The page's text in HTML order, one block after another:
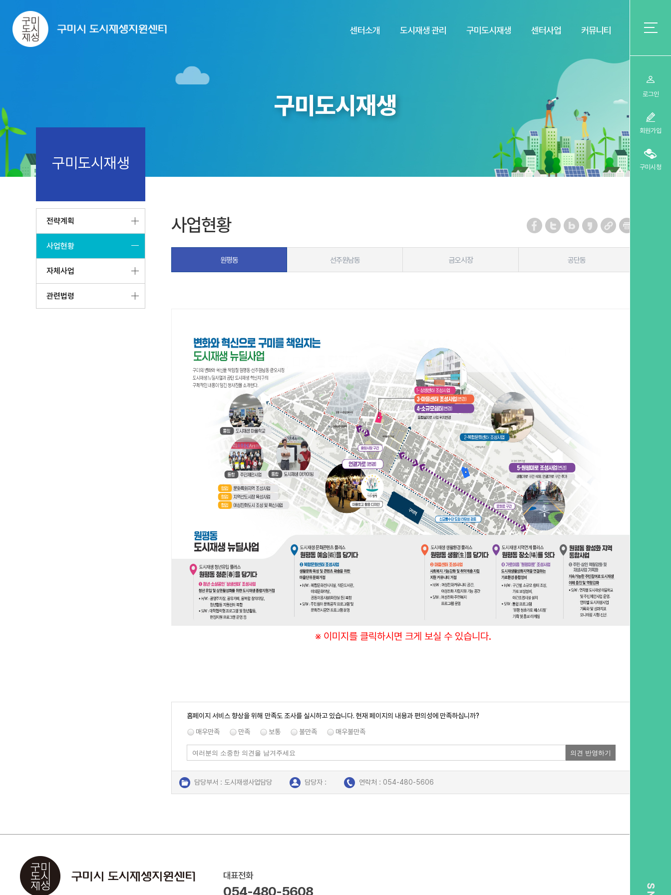
로그인
회원가입
구미시청
센터소개 도시재생 관리 구미도시재생 센터사업 커뮤니티
구미도시재생
구미도시재생
전략계획
사업현황
자체사업
관련법령
사업현황
원평동 선주원남동 금오시장 공단동
※ 이미지를 클릭하시면 크게 보실 수 있습니다.
홈페이지 서비스 향상을 위해 만족도 조사를 실시하고 있습니다. 현재 페이지의 내용과 편의성에 만족하십니까?
매우만족
만족 보통 불만족 매우불만족
의견 반영하기
담당부서 : 도시재생사업담당 담당자 : 연락처 : 054-480-5606
대표전화
054-480-5608